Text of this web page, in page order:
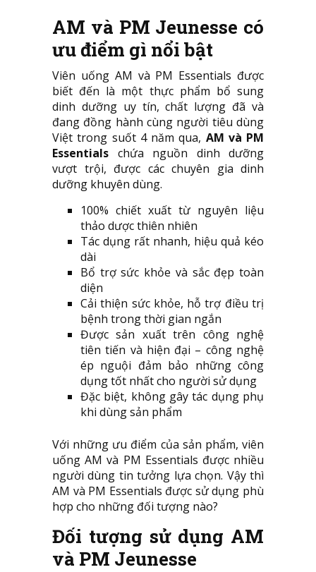
AM và PM Jeunesse có
ưu điểm gì nổi bật
Viên uống AM và PM Essentials được
biết đến là một thực phẩm bổ sung
dinh dưỡng uy tín, chất lượng đã và
đang đồng hành cùng người tiêu dùng
Việt trong suốt 4 năm qua, AM và PM
Essentials chứa nguồn dinh dưỡng
vượt trội, được các chuyên gia dinh
dưỡng khuyên dùng.
100% chiết xuất từ nguyên liệu
thảo dược thiên nhiên
Tác dụng rất nhanh, hiệu quả kéo
dài
Bổ trợ sức khỏe và sắc đẹp toàn
diện
Cải thiện sức khỏe, hỗ trợ điều trị
bệnh trong thời gian ngắn
Được sản xuất trên công nghệ
tiên tiến và hiện đại – công nghệ
ép nguội đảm bảo những công
dụng tốt nhất cho người sử dụng
Đặc biệt, không gây tác dụng phụ
khi dùng sản phẩm
Với những ưu điểm của sản phẩm, viên
uống AM và PM Essentials được nhiều
người dùng tin tưởng lựa chọn. Vậy thì
AM và PM Essentials được sử dụng phù
hợp cho những đối tượng nào?
Đối tượng sử dụng AM
và PM Jeunesse